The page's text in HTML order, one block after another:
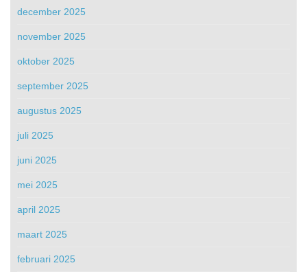
december 2025
november 2025
oktober 2025
september 2025
augustus 2025
juli 2025
juni 2025
mei 2025
april 2025
maart 2025
februari 2025